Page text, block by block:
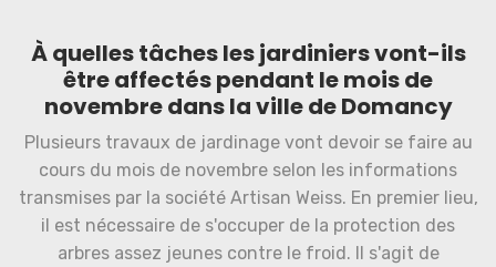
À quelles tâches les jardiniers vont-ils
être affectés pendant le mois de
novembre dans la ville de Domancy
Plusieurs travaux de jardinage vont devoir se faire au
cours du mois de novembre selon les informations
transmises par la société Artisan Weiss. En premier lieu,
il est nécessaire de s'occuper de la protection des
arbres assez jeunes contre le froid. Il s'agit de